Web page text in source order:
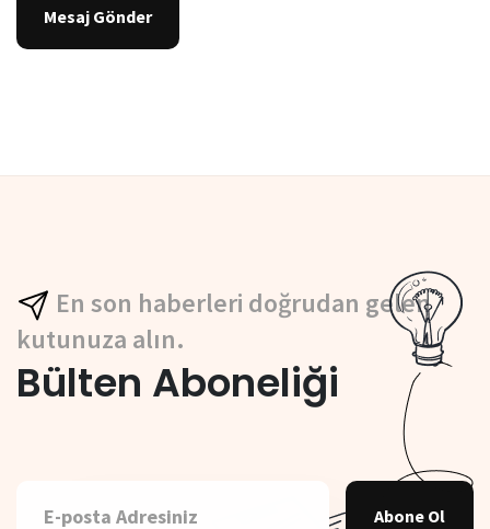
Mesaj Gönder
En son haberleri doğrudan gelen
kutunuza alın.
Bülten Aboneliği
Abone Ol